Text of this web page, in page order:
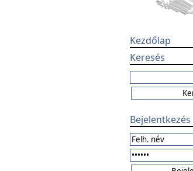
Kezdőlap
Keresés
Bejelentkezés